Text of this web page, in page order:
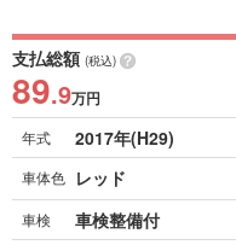
支払総額 (税込)
89.9万円
年式 2017年(H29)
車体色 レッド
車検 車検整備付